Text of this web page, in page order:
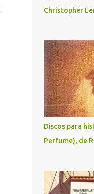
Christopher
Discos para
Perfume), de